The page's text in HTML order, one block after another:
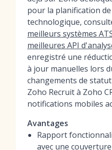
pour la planification
technologique,
meilleurs systèmes
meilleures API
enregistré une
à jour manuelles lors
changements de
Zoho Recruit à Zoho
notifications mobiles
Avantages
Rapport
avec une